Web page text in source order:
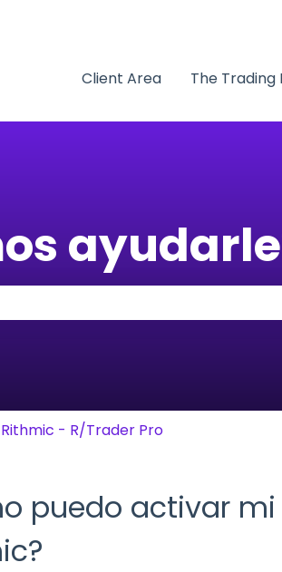
Client Area The Trading
Rithmic - R/Trader Pro
puedo activar